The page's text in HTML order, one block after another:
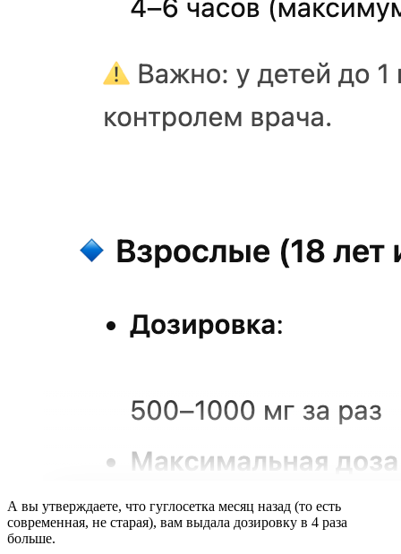
А вы утверждаете, что гуглосетка месяц назад (то есть
современная, не старая), вам выдала дозировку в 4 раза
больше.